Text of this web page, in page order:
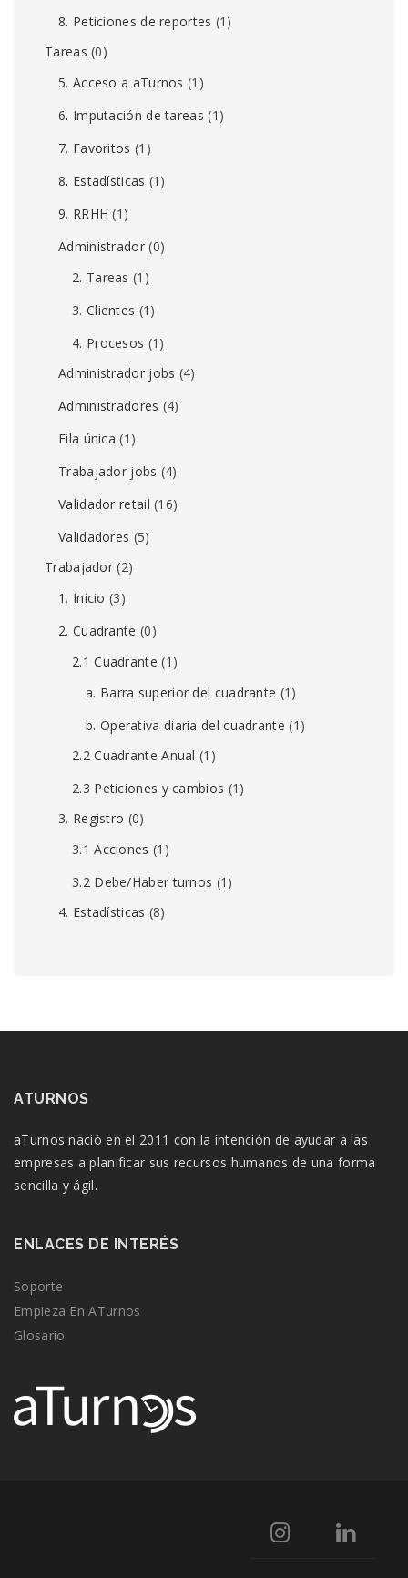
8. Peticiones de reportes (1)
Tareas (0)
5. Acceso a aTurnos (1)
6. Imputación de tareas (1)
7. Favoritos (1)
8. Estadísticas (1)
9. RRHH (1)
Administrador(0)
2. Tareas (1)
3. Clientes (1)
4. Procesos (1)
Administrador jobs (4)
Administradores (4)
Fila única (1)
Trabajador jobs (4)
Validador retail (16)
Validadores (5)
Trabajador (2)
1. Inicio (3)
2. Cuadrante (0)
2.1 Cuadrante (1)
a. Barra superior del cuadrante (1)
b. Operativa diaria del cuadrante (1)
2.2 Cuadrante Anual (1)
2.3 Peticiones y cambios (1)
3. Registro (0)
3.1 Acciones (1)
3.2 Debe/Haber turnos (1)
4. Estadísticas (8)
ATURNOS
aTurnos nació en el 2011 con la intención de ayudar a las
empresas a planificar sus recursos humanos de una forma
sencilla y ágil.
ENLACES DE INTERÉS
Soporte
Empieza En ATurnos
Glosario